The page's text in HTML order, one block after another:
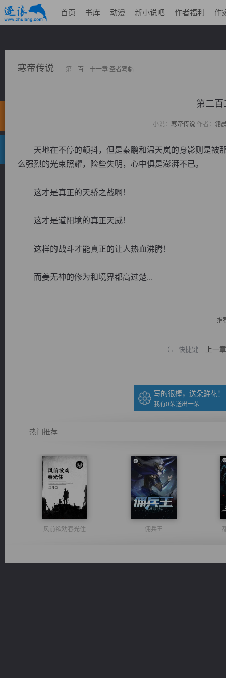
首页 书库 动漫 新小说吧 作者福利 作
寒帝传说 第二百二十一章 圣者驾临
第二百
小说： 寒帝传说作者： 翎
天地在不停的颤抖，但是秦鹏和温天岚的身影则是被
么强烈的光束照耀，险些失明，心中俱是澎湃不已。
这才是真正的天骄之战啊！
这才是道阳境的真正天威！
这样的战斗才能真正的让人热血沸腾！
而姜无神的修为和境界都高过楚...
推
（← 快捷键 上一章
写的很棒，送朵鲜花！
我有0朵送出一朵
热门推荐
风前欲劝春光住 佣兵王